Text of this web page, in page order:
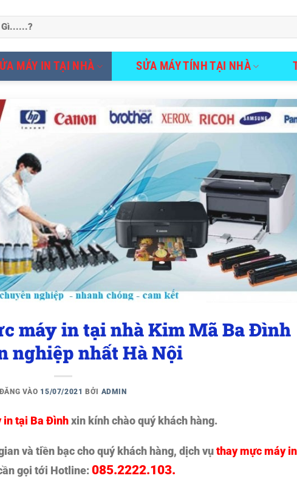
MÁY IN TẠI NHÀ SỬA MÁY TÍNH TẠI NHÀ
máy in tại nhà Kim Mã Ba Đình
nghiệp nhất Hà Nội
ĐĂNG VÀO 15/07/2021 BỞI ADMIN
in tại Ba Đình xin kính chào quý khách hàng.
và tiền bạc cho quý khách hàng, dịch vụthay mực máy
gọi tới Hotline:085.2222.103.